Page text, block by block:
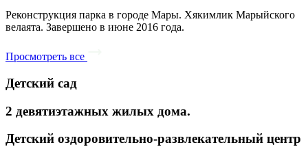
Реконструкция парка в городе Мары. Хякимлик Марыйского
велаята. Завершено в июне 2016 года.
Просмотреть все
Детский сад
2 девятиэтажных жилых дома.
Детский оздоровительно-развлекательный центр